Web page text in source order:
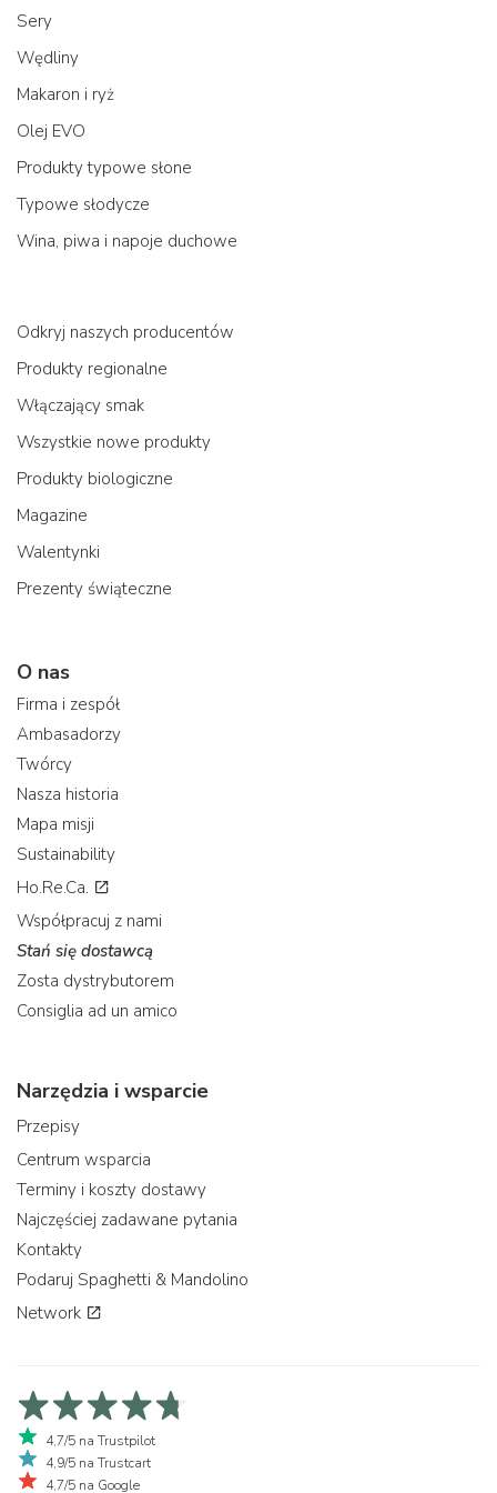
Sery
Wędliny
Makaron i ryż
Olej EVO
Produkty typowe słone
Typowe słodycze
Wina, piwa i napoje duchowe
Odkryj naszych producentów
Produkty regionalne
Włączający smak
Wszystkie nowe produkty
Produkty biologiczne
Magazine
Walentynki
Prezenty świąteczne
O nas
Firma i zespół
Ambasadorzy
Twórcy
Nasza historia
Mapa misji
Sustainability
Ho.Re.Ca.
Współpracuj z nami
Stań się dostawcą
Zosta dystrybutorem
Consiglia ad un amico
Narzędzia i wsparcie
Przepisy
Centrum wsparcia
Terminy i koszty dostawy
Najczęściej zadawane pytania
Kontakty
Podaruj Spaghetti & Mandolino
Network
4,7/5 na Trustpilot
4,9/5 na Trustcart
4,7/5 na Google